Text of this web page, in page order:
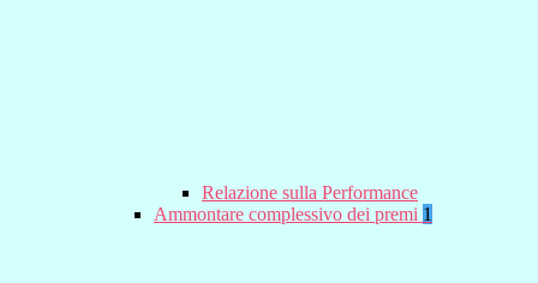
Relazione sulla Performance
Ammontare complessivo dei premi 1